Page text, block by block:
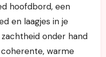
hoofdbord, een
en laagjes in je
onder hand
warme